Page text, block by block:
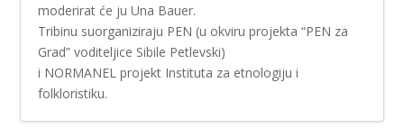
moderirat će ju Una Bauer.
Tribinu suorganiziraju PEN (u okviru projekta “PEN za
Grad” voditeljice Sibile Petlevski)
i NORMANEL projekt Instituta za etnologiju i
folkloristiku.